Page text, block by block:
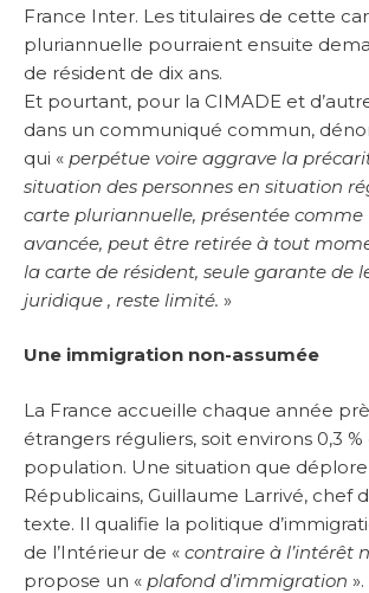
France Inter. Les titulaires de cette
pluriannuelle pourraient ensuite
de résident de dix ans.
Et pourtant, pour la CIMADE et
dans un communiqué commun,
qui « perpétue voire aggrave la
situation des personnes en situation
carte pluriannuelle, présentée
avancée, peut être retirée à tout
la carte de résident, seule garante de
juridique , reste limité. »
Une immigration non-assumée
La France accueille chaque année
étrangers réguliers, soit environs 0,3 %
population. Une situation que
Républicains, Guillaume Larrivé, chef
texte. Il qualifie la politique
de l’Intérieur de « contraire à l’intérêt
propose un « plafond d’immigration